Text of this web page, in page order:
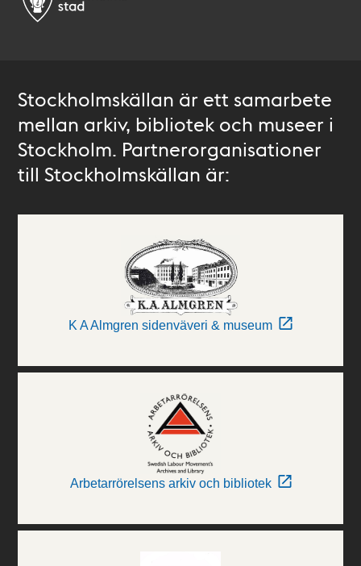
Stockholmskällan är ett samarbete
mellan arkiv, bibliotek och museer i
Stockholm. Partnerorganisationer
till Stockholmskällan är:
K A Almgren sidenväveri & museum
Arbetarrörelsens arkiv och bibliotek